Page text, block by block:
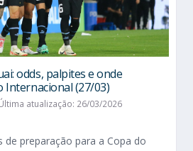
odds, palpites e onde
Internacional (27/03)
atualização: 26/03/2026
de preparação para a Copa do